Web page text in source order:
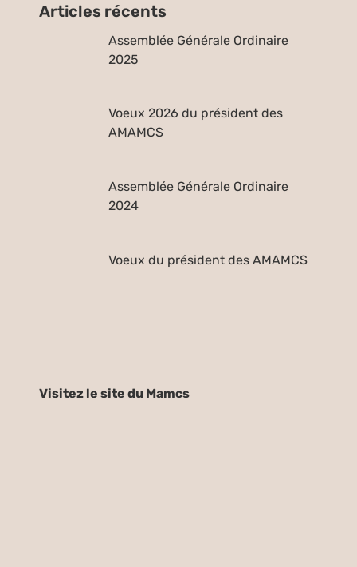
Articles récents
Assemblée Générale Ordinaire
2025
Voeux 2026 du président des
AMAMCS
Assemblée Générale Ordinaire
2024
Voeux du président des AMAMCS
Visitez le site du Mamcs